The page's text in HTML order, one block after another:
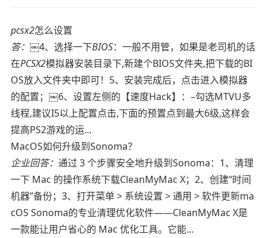
pcsx2怎么设置
答： ￼4、选择一下BIOS：一般不用管，如果是老司机的话
在PCSX2模拟器安装目录下,新建个BIOS文件夹,把下载的BI
OS放入文件夹中即可！5、安装完成后，点击进入模拟器
的配置；￼6、设置左侧的【速度Hack】：–勾选MTVU多
线程,建议I5以上配置点击,下面的预置点到最大6级,这样会
提高PS2游戏的运...
MacOS如何升级到Sonoma？
企业回答： 通过 3 个步骤安全地升级到Sonoma：1、清理
一下 Mac 的操作系统下载CleanMyMac X；2、创建“时间
机器”备份；3、打开菜单 > 系统设置 > 通用 > 软件更新ma
cOS Sonoma的专业清理优化软件——CleanMyMac X是
一款能让用户省心的 Mac 优化工具。它能...